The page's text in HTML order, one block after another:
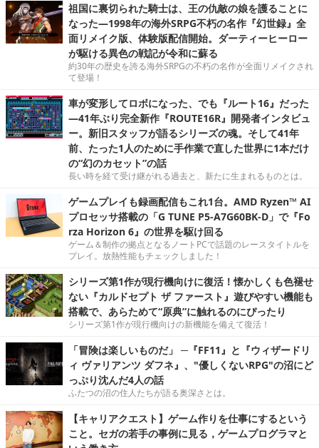
祖国に裏切られた騎士は、王の仇敵の娘を護ることに
なった―1998年の海外SRPG不朽の名作『幻世録』全
面リメイク版、体験版配信開始。ダーティーヒーロー
が駆ける異色の戦記が令和に蘇る
約30年の歴史を誇る海外SRPGの不朽の名作が全面リメイクされ
て登場！
車が変形してロボになった、でも『ルート16』だった
―41年ぶり完全新作『ROUTE16R』開発者インタビュ
ー。新旧スタッフが語るシリーズの魂。そして41年
前、たった1人のために手作業で直した世界に1本だけ
の“幻のカセット”の話
長い時を経て受け継がれる過去と、新たに生まれるものとは。
ゲームプレイも録画配信もこれ1台。AMD Ryzen™ AI
プロセッサ搭載の「G TUNE P5-A7G60BK-D」で『Fo
rza Horizon 6』の世界を駆け回る
ゲーム＆制作の拠点となるノートPCで話題のレースタイトルを
プレイ。放熱性能もチェックしました！
シリーズ第1作が現行機向けに復活！懐かしくも色褪せ
ない『カルドセプト ザ ファースト』遊びやすい機能も
搭載で、あらためて“原典”に触れるのにぴったり
シリーズ第1作が現行機向けの新機能を備えて復活！
「冒険は楽しいものだ」 ─『FF11』と『ウィザードリ
ィ ヴァリアンツ ダフネ』、"優しくないRPG"の沼にど
っぷり沈んだ4人の話
ふたつの沼の住人たちが語る奥深さとは。
【キャリアクエスト】ゲーム作りを仕事にするという
こと。セガの若手の事例に見る，ゲームプログラマと